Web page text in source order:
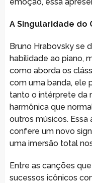
A Singularidade do
Bruno Hrabovsky se
habilidade ao piano,
como aborda os
com uma banda, ele
tanto o intérprete da
harmônica que
outros músicos.
confere um novo
uma imersão total
Entre as canções
sucessos icônicos